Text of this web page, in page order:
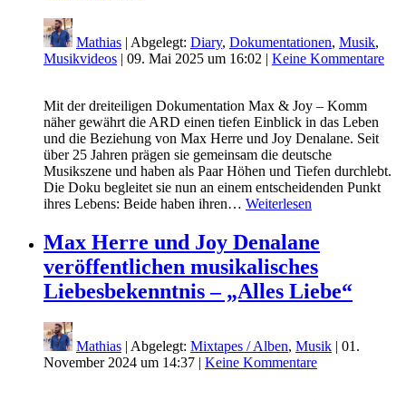
Mathias | Abgelegt: Diary, Dokumentationen, Musik,
Musikvideos | 09. Mai 2025 um 16:02 | Keine Kommentare
Mit der dreiteiligen Dokumentation Max & Joy – Komm
näher gewährt die ARD einen tiefen Einblick in das Leben
und die Beziehung von Max Herre und Joy Denalane. Seit
über 25 Jahren prägen sie gemeinsam die deutsche
Musikszene und haben als Paar Höhen und Tiefen durchlebt.
Die Doku begleitet sie nun an einem entscheidenden Punkt
ihres Lebens: Beide haben ihren… Weiterlesen
Max Herre und Joy Denalane
veröffentlichen musikalisches
Liebesbekenntnis – „Alles Liebe“
Mathias | Abgelegt: Mixtapes / Alben, Musik | 01.
November 2024 um 14:37 | Keine Kommentare